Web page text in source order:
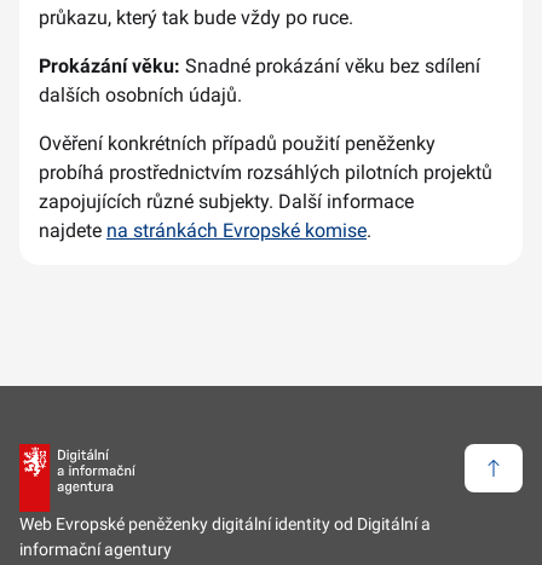
průkazu, který tak bude vždy po ruce.
Prokázání věku: Snadné prokázání věku bez sdílení
dalších osobních údajů.
Ověření konkrétních případů použití peněženky
probíhá prostřednictvím rozsáhlých pilotních projektů
zapojujících různé subjekty. Další informace
najdete na stránkách Evropské komise.
Web Evropské peněženky digitální identity od Digitální a
informační agentury
Zpět